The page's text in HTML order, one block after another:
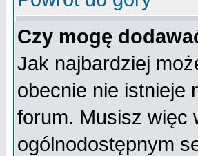
Czy mogę
Jak najbardziej
obecnie nie istnieje
forum. Musisz więc
ogólnodostępnym